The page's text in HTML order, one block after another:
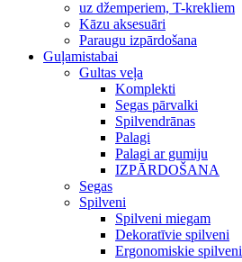
uz džemperiem, T-krekliem
Kāzu aksesuāri
Paraugu izpārdošana
Guļamistabai
Gultas veļa
Komplekti
Segas pārvalki
Spilvendrānas
Palagi
Palagi ar gumiju
IZPĀRDOŠANA
Segas
Spilveni
Spilveni miegam
Dekoratīvie spilveni
Ergonomiskie spilveni